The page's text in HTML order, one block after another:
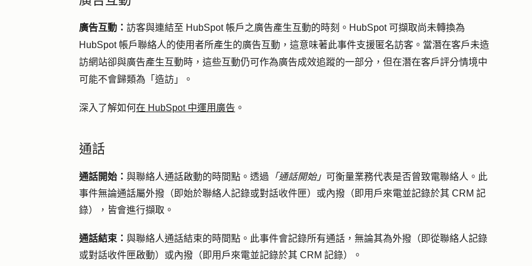
廣告互動： 訪客與連結至 HubSpot 帳戶之廣告產生互動的時刻。HubSpot 可擷取尚未轉換為
HubSpot 帳戶聯絡人的使用者所產生的廣告互動，這意味著此事件支援匿名訪客。 當潛在客戶未造
訪網站卻與廣告產生互動時，這些互動仍可作為廣告成效追蹤的一部分，但在潛在客戶評分情境中
可能不會歸類為「造訪」。
深入了解如何在 HubSpot 中運用廣告 。
通話
通話開始： 與聯絡人通話啟動的時間點。透過 「通話開始」 可衡量業務代表是否曾致電聯絡人。此
事件無論通話屬外撥（即始於聯絡人記錄或對話收件匣）或內撥（即用戶來電並記錄於其 CRM 記
錄），皆會進行擷取。
通話結束： 與聯絡人通話結束的時間點。此事件會記錄所有通話，無論其為外撥（即從聯絡人記錄
或對話收件匣啟動）或內撥（即用戶來電並記錄於其 CRM 記錄）。